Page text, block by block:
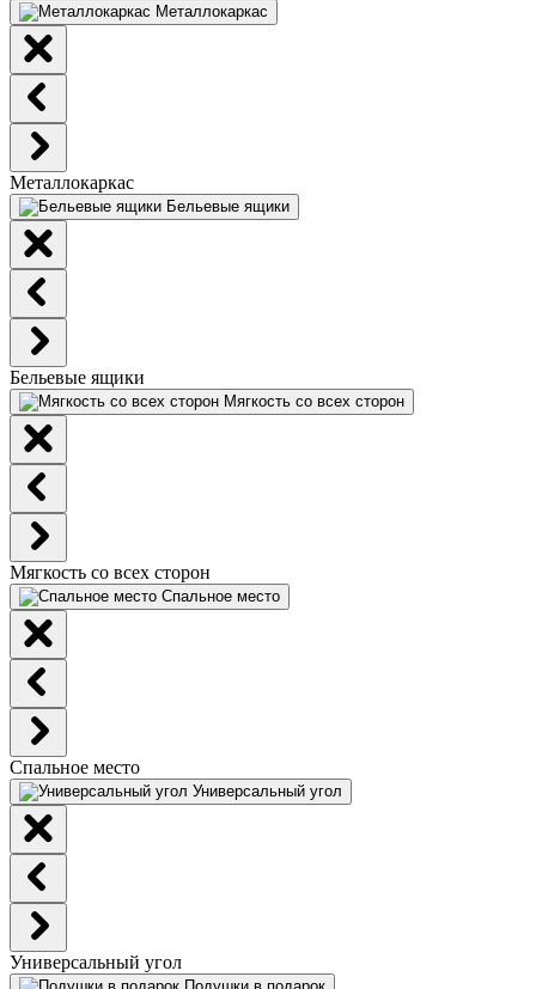
Металлокаркас
Металлокаркас
Бельевые ящики
Бельевые ящики
Мягкость со всех сторон
Мягкость со всех сторон
Спальное место
Спальное место
Универсальный угол
Универсальный угол